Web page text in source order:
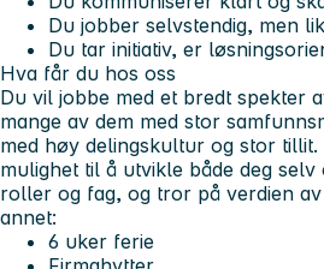
Du jobber selvstendig, men
Du tar initiativ, er
Hva får du hos oss
Du vil jobbe med et bredt spekter
mange av dem med stor
med høy delingskultur og stor
mulighet til å utvikle både deg
roller og fag, og tror på verdien
annet:
6 uker ferie